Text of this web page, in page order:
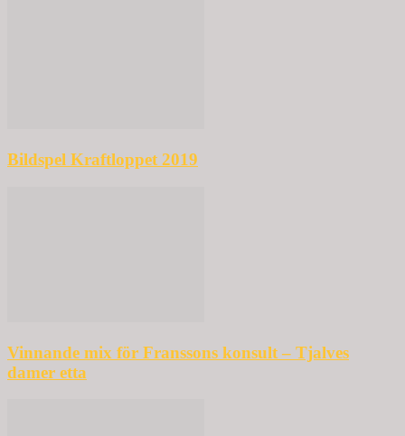
Bildspel Kraftloppet 2019
Vinnande mix för Franssons konsult – Tjalves
damer etta